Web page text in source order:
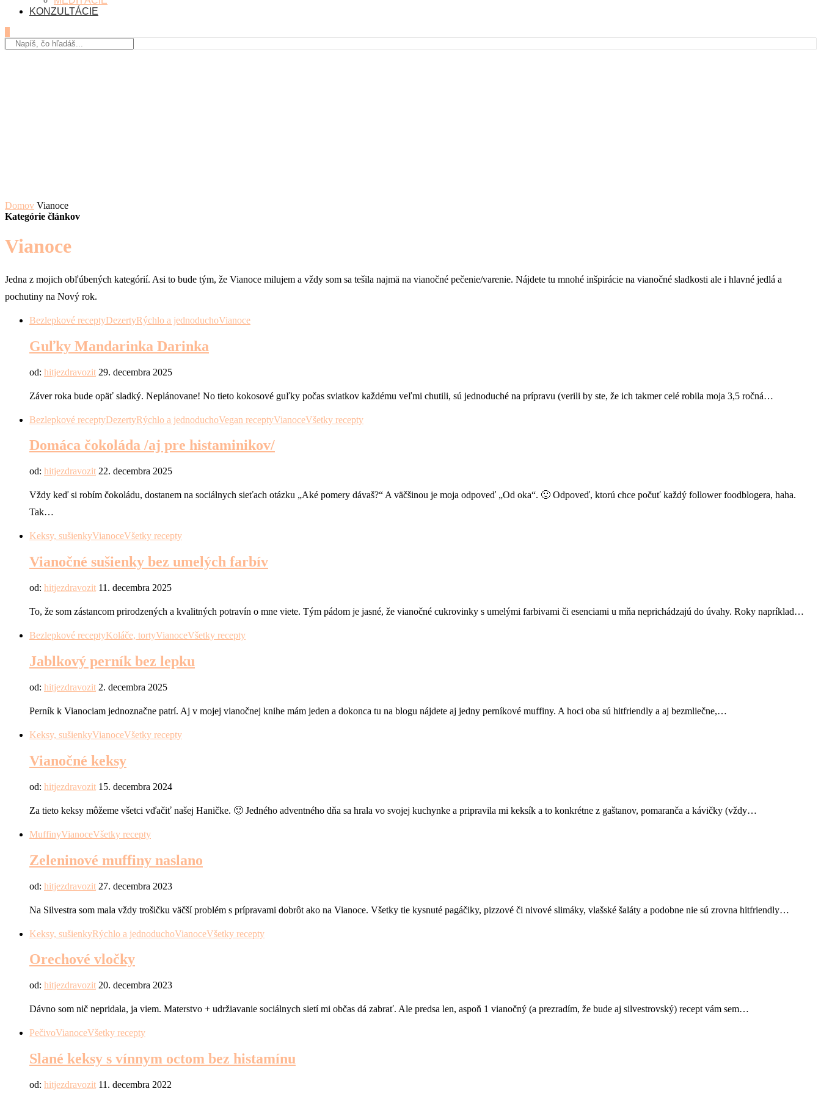
KONZULTÁCIE
Domov Vianoce
Kategórie článkov
Vianoce
Jedna z mojich obľúbených kategórií. Asi to bude tým, že Vianoce milujem a vždy som sa tešila najmä na vianočné pečenie/varenie. Nájdete tu mnohé inšpirácie na vianočné sladkosti ale i hlavné jedlá a
pochutiny na Nový rok.
Bezlepkové receptyDezertyRýchlo a jednoduchoVianoce
Guľky Mandarinka Darinka
od: hitjezdravozit 29. decembra 2025
Záver roka bude opäť sladký. Neplánovane! No tieto kokosové guľky počas sviatkov každému veľmi chutili, sú jednoduché na prípravu (verili by ste, že ich takmer celé robila moja 3,5 ročná…
Bezlepkové receptyDezertyRýchlo a jednoduchoVegan receptyVianoceVšetky recepty
Domáca čokoláda /aj pre histaminikov/
od: hitjezdravozit 22. decembra 2025
Vždy keď si robím čokoládu, dostanem na sociálnych sieťach otázku „Aké pomery dávaš?“ A väčšinou je moja odpoveď „Od oka“. 🙂 Odpoveď, ktorú chce počuť každý follower foodblogera, haha.
Tak…
Keksy, sušienkyVianoceVšetky recepty
Vianočné sušienky bez umelých farbív
od: hitjezdravozit 11. decembra 2025
To, že som zástancom prirodzených a kvalitných potravín o mne viete. Tým pádom je jasné, že vianočné cukrovinky s umelými farbivami či esenciami u mňa neprichádzajú do úvahy. Roky napríklad…
Bezlepkové receptyKoláče, tortyVianoceVšetky recepty
Jablkový perník bez lepku
od: hitjezdravozit 2. decembra 2025
Perník k Vianociam jednoznačne patrí. Aj v mojej vianočnej knihe mám jeden a dokonca tu na blogu nájdete aj jedny perníkové muffiny. A hoci oba sú hitfriendly a aj bezmliečne,…
Keksy, sušienkyVianoceVšetky recepty
Vianočné keksy
od: hitjezdravozit 15. decembra 2024
Za tieto keksy môžeme všetci vďačiť našej Haničke. 🙂 Jedného adventného dňa sa hrala vo svojej kuchynke a pripravila mi keksík a to konkrétne z gaštanov, pomaranča a kávičky (vždy…
MuffinyVianoceVšetky recepty
Zeleninové muffiny naslano
od: hitjezdravozit 27. decembra 2023
Na Silvestra som mala vždy trošičku väčší problém s prípravami dobrôt ako na Vianoce. Všetky tie kysnuté pagáčiky, pizzové či nivové slimáky, vlašské šaláty a podobne nie sú zrovna hitfriendly…
Keksy, sušienkyRýchlo a jednoduchoVianoceVšetky recepty
Orechové vločky
od: hitjezdravozit 20. decembra 2023
Dávno som nič nepridala, ja viem. Materstvo + udržiavanie sociálnych sietí mi občas dá zabrať. Ale predsa len, aspoň 1 vianočný (a prezradím, že bude aj silvestrovský) recept vám sem…
PečivoVianoceVšetky recepty
Slané keksy s vínnym octom bez histamínu
od: hitjezdravozit 11. decembra 2022